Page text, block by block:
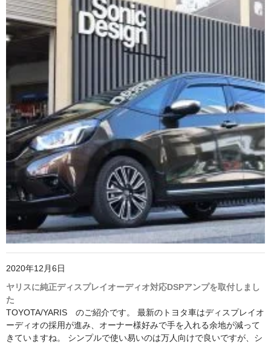
2020年12月6日
ヤリスに純正ディスプレイオーディオ対応DSPアンプを取付しまし
た
TOYOTA/YARIS のご紹介です。 最新のトヨタ車はディスプレイオ
ーディオの採用が進み、オーナー様好みで手を入れる余地が減って
きていますね。 シンプルで使い易いのは万人向けで良いですが、シ